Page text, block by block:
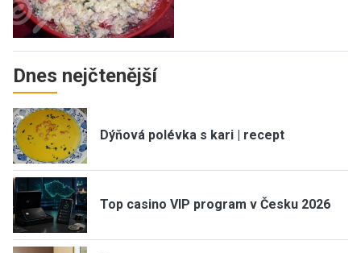
Dnes nejčtenější
Dýňová polévka s kari | recept
Top casino VIP program v Česku 2026